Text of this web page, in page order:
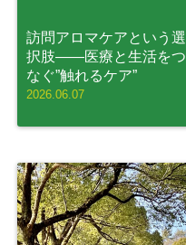
訪問アロマケアという選
択肢——医療と生活をつ
なぐ”触れるケア”
2026.06.07